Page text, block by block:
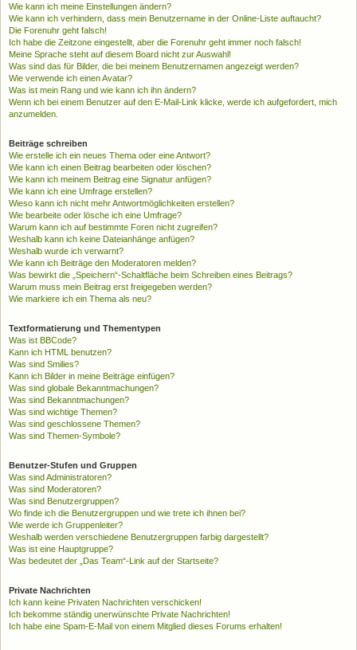
Wie kann ich meine Einstellungen ändern?
Wie kann ich verhindern, dass mein Benutzername in der Online-Liste auftaucht?
Die Forenuhr geht falsch!
Ich habe die Zeitzone eingestellt, aber die Forenuhr geht immer noch falsch!
Meine Sprache steht auf diesem Board nicht zur Auswahl!
Was sind das für Bilder, die bei meinem Benutzernamen angezeigt werden?
Wie verwende ich einen Avatar?
Was ist mein Rang und wie kann ich ihn ändern?
Wenn ich bei einem Benutzer auf den E-Mail-Link klicke, werde ich aufgefordert, mich
anzumelden.
Beiträge schreiben
Wie erstelle ich ein neues Thema oder eine Antwort?
Wie kann ich einen Beitrag bearbeiten oder löschen?
Wie kann ich meinem Beitrag eine Signatur anfügen?
Wie kann ich eine Umfrage erstellen?
Wieso kann ich nicht mehr Antwortmöglichkeiten erstellen?
Wie bearbeite oder lösche ich eine Umfrage?
Warum kann ich auf bestimmte Foren nicht zugreifen?
Weshalb kann ich keine Dateianhänge anfügen?
Weshalb wurde ich verwarnt?
Wie kann ich Beiträge den Moderatoren melden?
Was bewirkt die „Speichern“-Schaltfläche beim Schreiben eines Beitrags?
Warum muss mein Beitrag erst freigegeben werden?
Wie markiere ich ein Thema als neu?
Textformatierung und Thementypen
Was ist BBCode?
Kann ich HTML benutzen?
Was sind Smilies?
Kann ich Bilder in meine Beiträge einfügen?
Was sind globale Bekanntmachungen?
Was sind Bekanntmachungen?
Was sind wichtige Themen?
Was sind geschlossene Themen?
Was sind Themen-Symbole?
Benutzer-Stufen und Gruppen
Was sind Administratoren?
Was sind Moderatoren?
Was sind Benutzergruppen?
Wo finde ich die Benutzergruppen und wie trete ich ihnen bei?
Wie werde ich Gruppenleiter?
Weshalb werden verschiedene Benutzergruppen farbig dargestellt?
Was ist eine Hauptgruppe?
Was bedeutet der „Das Team“-Link auf der Startseite?
Private Nachrichten
Ich kann keine Privaten Nachrichten verschicken!
Ich bekomme ständig unerwünschte Private Nachrichten!
Ich habe eine Spam-E-Mail von einem Mitglied dieses Forums erhalten!